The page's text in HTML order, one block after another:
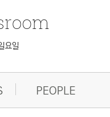
요일
PEOPLE